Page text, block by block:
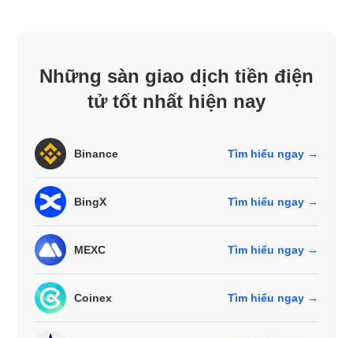
Những sàn giao dịch tiền điện
tử tốt nhất hiện nay
Binance Tìm hiểu ngay →
BingX Tìm hiểu ngay →
MEXC Tìm hiểu ngay →
Coinex Tìm hiểu ngay →